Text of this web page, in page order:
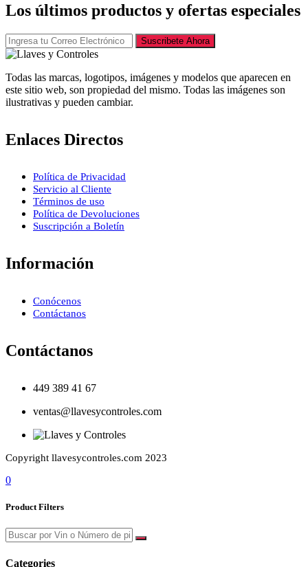
Los últimos productos y ofertas especiales
Suscribete Ahora
Todas las marcas, logotipos, imágenes y modelos que aparecen en
este sitio web, son propiedad del mismo. Todas las imágenes son
ilustrativas y pueden cambiar.
Enlaces Directos
Política de Privacidad
Servicio al Cliente
Términos de uso
Política de Devoluciones
Suscripción a Boletín
Información
Conócenos
Contáctanos
Contáctanos
449 389 41 67
ventas@llavesycontroles.com
Copyright llavesycontroles.com 2023
0
Product Filters
Categories